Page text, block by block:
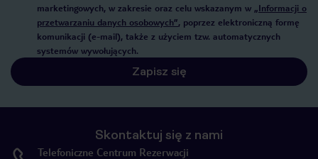
marketingowych, w zakresie oraz celu wskazanym w „Informacji o
przetwarzaniu danych osobowych”, poprzez elektroniczną formę
komunikacji (e-mail), także z użyciem tzw. automatycznych
systemów wywołujących.
Zapisz się
Skontaktuj się z nami
Telefoniczne Centrum Rezerwacji